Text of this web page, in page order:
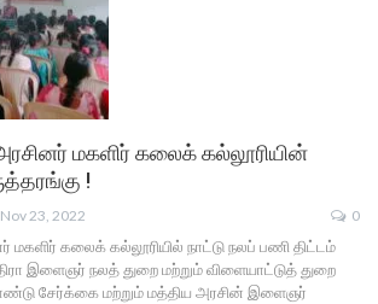
மகளிர் கலைக் கல்லூரியின்
!
Nov 23, 2022 0
மகளிர் கலைக் கல்லூரியில் நாட்டு நலப் பணி திட்டம்
இளைஞர் நலத் துறை மற்றும் விளையாட்டுத் துறை
சேர்க்கை மற்றும் மத்திய அரசின் இளைஞர்